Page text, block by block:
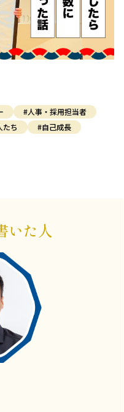
#人事・採用担当者
たち
#自己成長
いた人